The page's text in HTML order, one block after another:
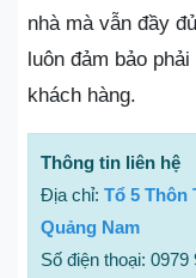
nhà mà vẫn đầy
luôn đảm bảo
khách hàng.
Thông tin liên hệ
Địa chỉ: Tổ 5 Thôn
Quảng Nam
Số điện thoại: 0979